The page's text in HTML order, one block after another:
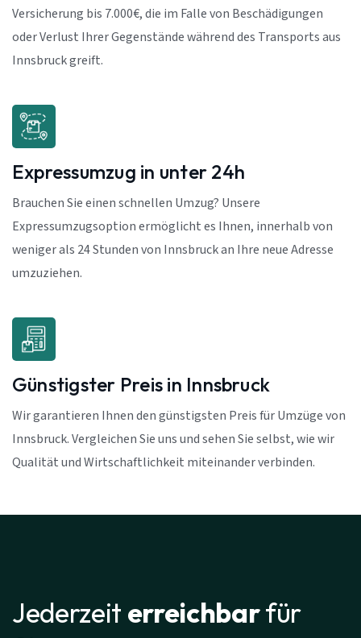
Versicherung bis 7.000€, die im Falle von Beschädigungen
oder Verlust Ihrer Gegenstände während des Transports aus
Innsbruck greift.
Expressumzug in unter 24h
Brauchen Sie einen schnellen Umzug? Unsere
Expressumzugsoption ermöglicht es Ihnen, innerhalb von
weniger als 24 Stunden von Innsbruck an Ihre neue Adresse
umzuziehen.
Günstigster Preis in Innsbruck
Wir garantieren Ihnen den günstigsten Preis für Umzüge von
Innsbruck. Vergleichen Sie uns und sehen Sie selbst, wie wir
Qualität und Wirtschaftlichkeit miteinander verbinden.
Jederzeit erreichbarfür